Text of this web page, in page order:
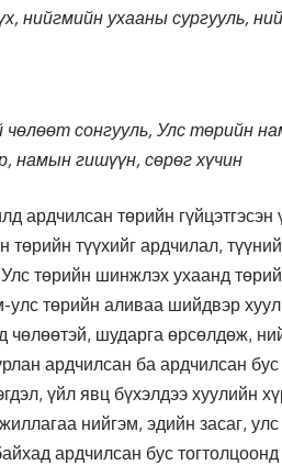
нийгмийн ухааны сургууль,
чөлөөт сонгууль, Улс төрийн
намын гишүүн, сөрөг хүчин
ардчилсан төрийн гүйцэтгэсэн
төрийн түүхийг ардчилал,
төрийн шинжлэх ухаанд
улс төрийн аливаа шийдвэр
чөлөөтэй, шударга өрсөлдөж,
ардчилсан ба ардчилсан
үйл явц бүхэлдээ хуулийн
нийгэм, эдийн засаг,
ардчилсан бус